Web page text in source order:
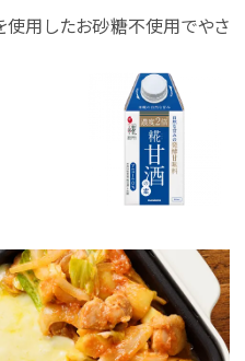
用したお砂糖不使用でやさ